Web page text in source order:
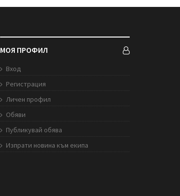
МОЯ ПРОФИЛ
Вход
Регистрация
Личен профил
Обяви
Публикувай обява
Изпрати новина към екипа